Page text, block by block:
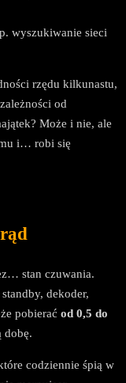
wyszukiwanie sieci
rzędu kilkunastu,
od
Może i nie, ale
i… robi się
stan czuwania.
dekoder,
pobierać od 0,5 do
dobę.
codziennie śpią w